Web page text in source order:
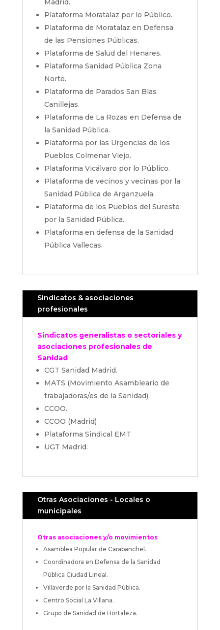
Madrid.
Plataforma Moratalaz por lo Público.
Plataforma de Moratalaz en Defensa
de las Pensiones Públicas.
Plataforma de Salud del Henares.
Plataforma Sanidad Pública Zona
Norte.
Plataforma de Parados San Blas
Canillejas.
Plataforma de La Rozas en Defensa de
la Sanidad Pública.
Plataforma por las Urgencias de los
Pueblos Colmenar Viejo.
Plataforma Vicálvaro por lo Público.
Plataforma de vecinos y vecinas por la
Sanidad Pública de Arganzuela.
Plataforma de los Pueblos del Sureste
por la Sanidad Pública.
Plataforma en defensa de la Sanidad
Pública Vallecas.
Sindicatos & asociaciones
profesionales
Sindicatos generalistas o sectoriales y
asociaciones profesionales de
Sanidad
CGT Sanidad Madrid.
MATS (Movimiento Asambleario de
trabajadoras/es de la Sanidad)
CCOO.
CCOO (Madrid)
Plataforma Sindical EMT
UGT Madrid.
Otras Asociaciones - Locales o
municipales
Otras asociaciones y/o movimientos
Asamblea Popular de Carabanchel.
Coordinadora en Defensa de la Sanidad
Pública Ciudad Lineal.
Villaverde por la Sanidad Pública.
Centro Social La Villana.
Grupo de Sanidad de Hortaleza.